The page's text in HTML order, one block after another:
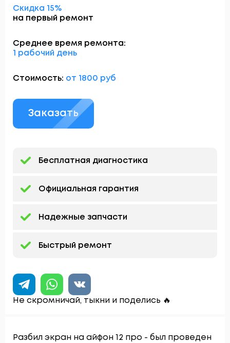
Скидка 15%
на первый ремонт
Среднее время ремонта:
1 рабочий день
Стоимость: от 1800 руб
Заказать
Бесплатная диагностика
Официальная гарантия
Надежные запчасти
Быстрый ремонт
Не скромничай, тыкни и поделись 🔥
Разбил экран на айфон 12 про - был проведен